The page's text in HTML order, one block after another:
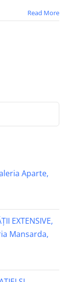
Read More
Aparte,
EXTENSIVE,
Mansarda,